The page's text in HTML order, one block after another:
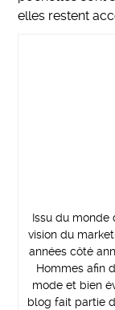
elles restent
Issu du monde
vision du
années côté
Hommes afin
mode et bien
blog fait partie